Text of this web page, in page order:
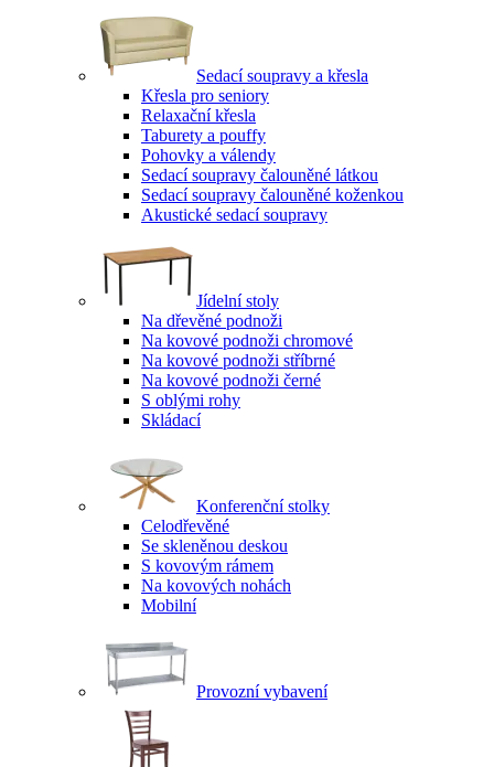
Sedací soupravy a křesla
Křesla pro seniory
Relaxační křesla
Taburety a pouffy
Pohovky a válendy
Sedací soupravy čalouněné látkou
Sedací soupravy čalouněné koženkou
Akustické sedací soupravy
Jídelní stoly
Na dřevěné podnoži
Na kovové podnoži chromové
Na kovové podnoži stříbrné
Na kovové podnoži černé
S oblými rohy
Skládací
Konferenční stolky
Celodřevěné
Se skleněnou deskou
S kovovým rámem
Na kovových nohách
Mobilní
Provozní vybavení